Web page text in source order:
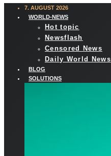
7. AUGUST 2026
WORLD-NEWS
Hot topic
Newsflash
Censored News
Daily World News
BLOG
SOLUTIONS